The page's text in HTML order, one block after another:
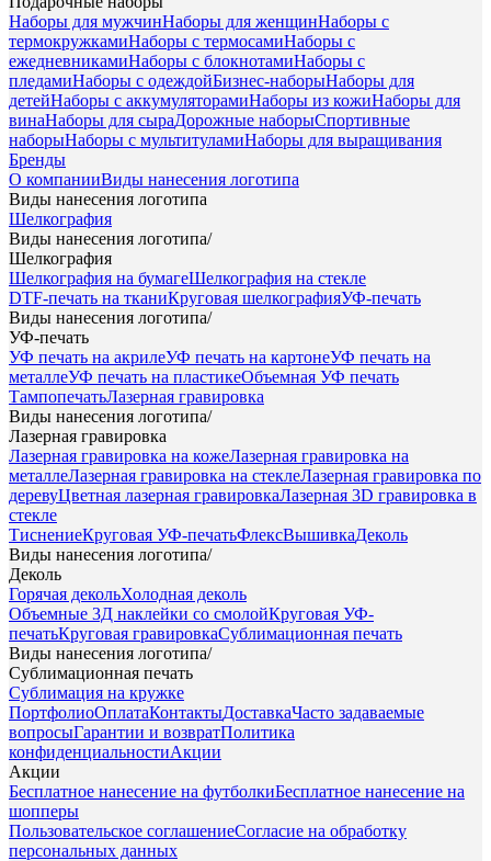
Наборы для мужчинНаборы для женщинНаборы с
термокружкамиНаборы с термосамиНаборы с
ежедневникамиНаборы с блокнотамиНаборы с
пледамиНаборы с одеждойБизнес-наборыНаборы для
детейНаборы с аккумуляторамиНаборы из кожиНаборы для
винаНаборы для сыраДорожные наборыСпортивные
наборыНаборы с мультитуламиНаборы для выращивания
Бренды
О компанииВиды нанесения логотипа
Виды нанесения логотипа
Шелкография
Виды нанесения логотипа/
Шелкография
Шелкография на бумагеШелкография на стекле
DTF-печать на тканиКруговая шелкографияУФ-печать
Виды нанесения логотипа/
УФ-печать
УФ печать на акрилеУФ печать на картонеУФ печать на
металлеУФ печать на пластикеОбъемная УФ печать
ТампопечатьЛазерная гравировка
Виды нанесения логотипа/
Лазерная гравировка
Лазерная гравировка на кожеЛазерная гравировка на
металлеЛазерная гравировка на стеклеЛазерная гравировка по
деревуЦветная лазерная гравировкаЛазерная 3D гравировка в
стекле
ТиснениеКруговая УФ-печатьФлексВышивкаДеколь
Виды нанесения логотипа/
Деколь
Горячая декольХолодная деколь
Объемные 3Д наклейки со смолойКруговая УФ-
печатьКруговая гравировкаСублимационная печать
Виды нанесения логотипа/
Сублимационная печать
Сублимация на кружке
ПортфолиоОплатаКонтактыДоставкаЧасто задаваемые
вопросыГарантии и возвратПолитика
конфиденциальностиАкции
Акции
Бесплатное нанесение на футболкиБесплатное нанесение на
шопперы
Пользовательское соглашениеСогласие на обработку
персональных данных